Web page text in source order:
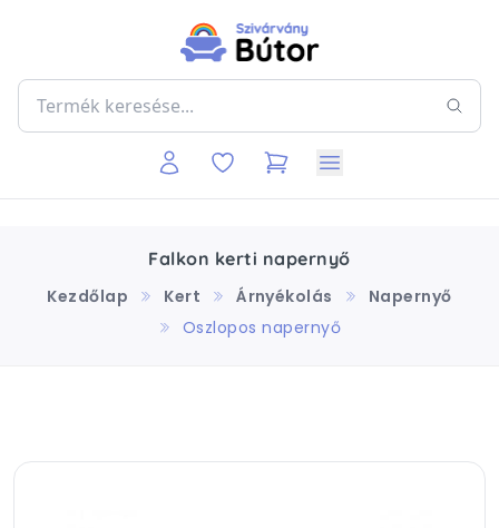
Falkon kerti napernyő
Kezdőlap
Kert Árnyékolás
Napernyő
Oszlopos napernyő